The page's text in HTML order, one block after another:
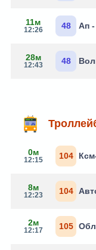
11м
12:26 48 Ап -
28м
12:43 48
0м
12:15 104
8м
12:23 104
2м
12:17 105